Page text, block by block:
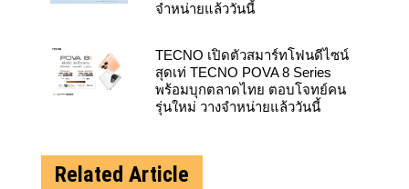
จำหน่ายแล้ววันนี้
TECNO เปิดตัวสมาร์ทโฟนดีไซน์
สุดเท่ TECNO POVA 8 Series
พร้อมบุกตลาดไทย ตอบโจทย์คน
รุ่นใหม่ วางจำหน่ายแล้ววันนี้
Related Article